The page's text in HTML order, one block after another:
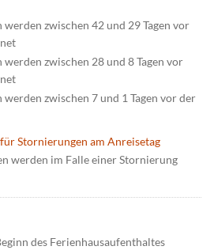
zwischen 42 und 29 Tagen vor
zwischen 28 und 8 Tagen vor
zwischen 7 und 1 Tagen vor der
Stornierungen am Anreisetag
werden im Falle einer Stornierung
des Ferienhausaufenthaltes